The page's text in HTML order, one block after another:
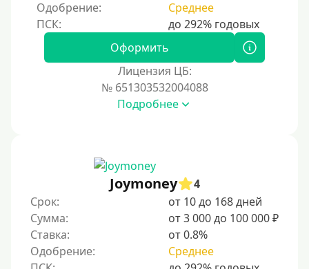
Одобрение:
Среднее
Оформить
Лицензия ЦБ:
№ 651303532004088
Подробнее
Joymoney
4
Срок:
от 10 до 168 дней
Сумма:
от 3 000 до 100 000 ₽
Ставка:
от 0.8%
Одобрение:
Среднее